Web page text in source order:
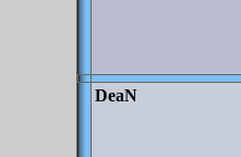
DeaN